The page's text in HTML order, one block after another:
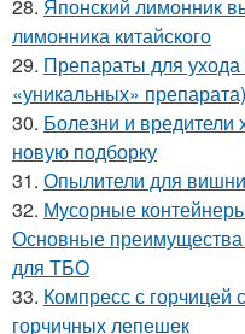
28. Японский лимонник
лимонника китайского
29. Препараты для
«уникальных» препарата)
30. Болезни и вредители
новую подборку
31. Опылители для
32. Мусорные
Основные преимущества
для ТБО
33. Компресс с
горчичных лепешек